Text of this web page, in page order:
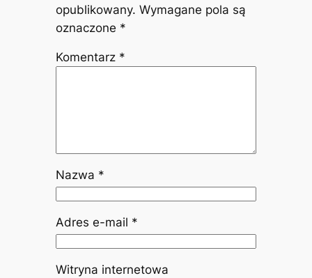
opublikowany. Wymagane pola są
oznaczone *
Komentarz *
Nazwa *
Adres e-mail *
Witryna internetowa